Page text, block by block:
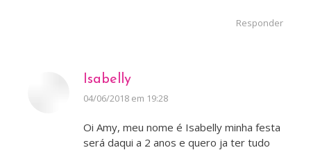
Responder
Isabelly
disse:
04/06/2018 em 19:28
Oi Amy, meu nome é Isabelly minha festa
será daqui a 2 anos e quero ja ter tudo